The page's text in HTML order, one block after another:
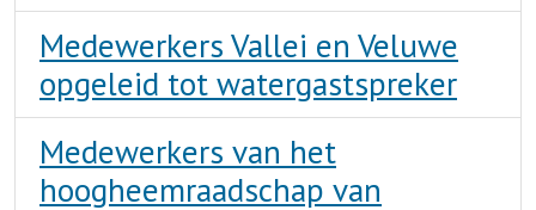
Medewerkers Vallei en Veluwe
opgeleid tot watergastspreker
Medewerkers van het
hoogheemraadschap van